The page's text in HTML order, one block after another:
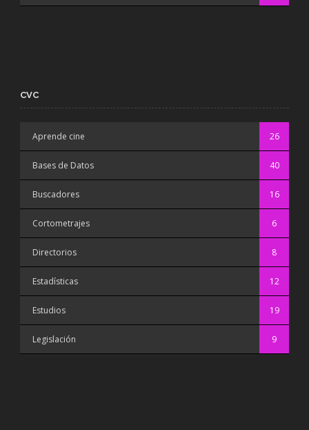
CVC
Aprende cine 26
Bases de Datos 40
Buscadores 16
Cortometrajes 6
Directorios 8
Estadísticas 12
Estudios 19
Legislación 9